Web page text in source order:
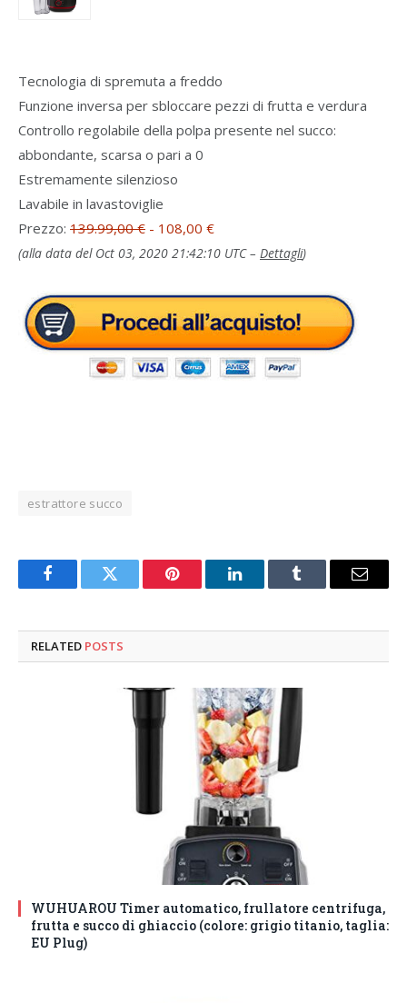
Tecnologia di spremuta a freddo
Funzione inversa per sbloccare pezzi di frutta e verdura
Controllo regolabile della polpa presente nel succo:
abbondante, scarsa o pari a 0
Estremamente silenzioso
Lavabile in lavastoviglie
Prezzo: 139.99,00 € - 108,00 €
(alla data del Oct 03, 2020 21:42:10 UTC – Dettagli)
estrattore succo
FacebookTwitter Pinterest LinkedInTumblr Email
RELATED POSTS
WUHUAROU Timer automatico, frullatore centrifuga,
frutta e succo di ghiaccio (colore: grigio titanio, taglia:
EU Plug)